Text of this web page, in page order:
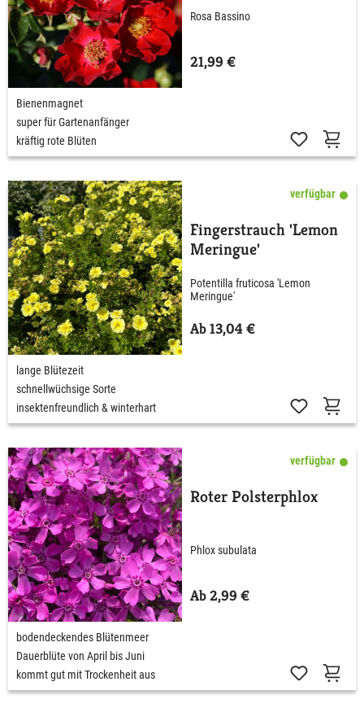
Rosa Bassino
21,99 €
Bienenmagnet
super für Gartenanfänger
kräftig rote Blüten
verfügbar
Fingerstrauch 'Lemon
Meringue'
Potentilla fruticosa 'Lemon
Meringue'
Ab 13,04 €
lange Blütezeit
schnellwüchsige Sorte
insektenfreundlich & winterhart
verfügbar
Roter Polsterphlox
Phlox subulata
Ab 2,99 €
bodendeckendes Blütenmeer
Dauerblüte von April bis Juni
kommt gut mit Trockenheit aus